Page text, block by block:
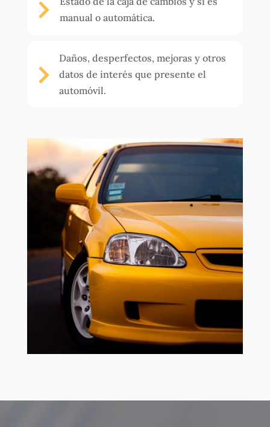

manual o automática.

Daños, desperfectos, mejoras y otros
datos de interés que presente el
automóvil.